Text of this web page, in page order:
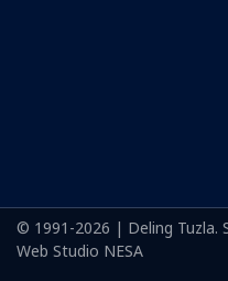
© 1991-2026 | Deling Tuzla.
Web Studio NESA